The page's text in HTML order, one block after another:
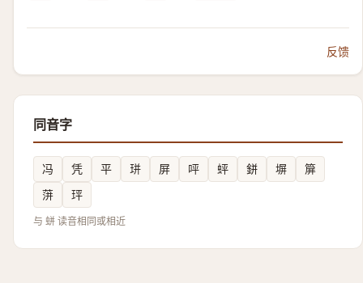
反馈
同音字
冯 凭 平 㻂 屏 呯 蚲 鉼 塀
箳
蓱
玶
与 蛢 读音相同或相近